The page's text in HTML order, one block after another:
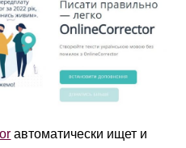
автоматически ищет и